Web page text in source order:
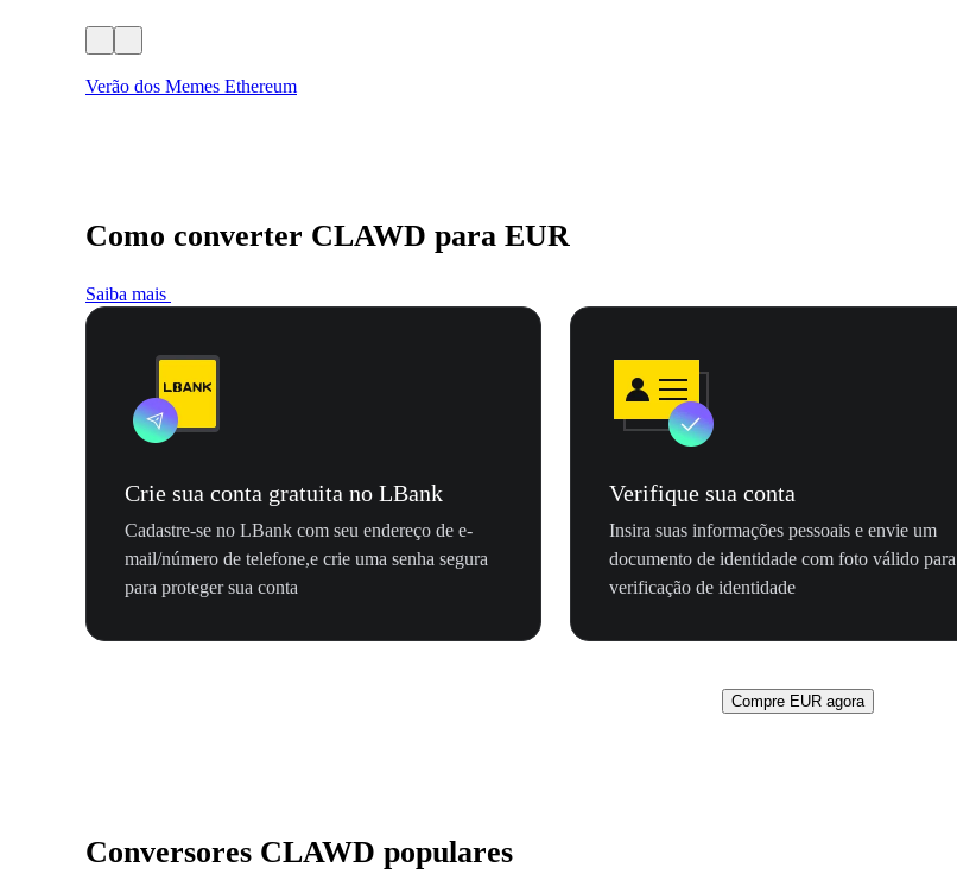
Verão dos Memes Ethereum
Como converter CLAWD para EUR
Saiba mais
Crie sua conta gratuita no LBank
Cadastre-se no LBank com seu endereço de e-
mail/número de telefone,e crie uma senha segura
para proteger sua conta
Verifique sua conta
Insira suas informações pessoais e envie um
documento de identidade com foto válido para
verificação de identidade
Compre EUR agora
Conversores CLAWD populares